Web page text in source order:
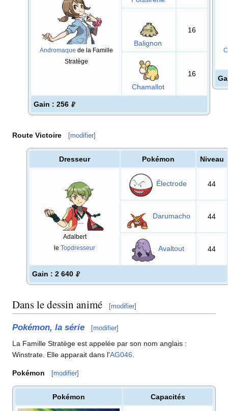
Andromaque de la Famille
Stratège
Balignon
16
Chamallot
16
Gain : 256
Route Victoire [modifier]
Dresseur Pokémon Niveau
Adalbert
le Topdresseur
Électrode 44
Darumacho 44
Avaltout 44
Gain : 2 640
Dans le dessin animé [modifier]
Pokémon, la série [modifier]
La Famille Stratège est appelée par son nom anglais :
Winstrate. Elle apparait dans l'AG046
Pokémon [modifier]
Pokémon Capacités